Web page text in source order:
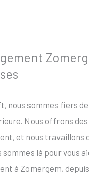
nous sommes fiers
Nous offrons
et nous travaillons
sommes là pour vous
à Zomergem,